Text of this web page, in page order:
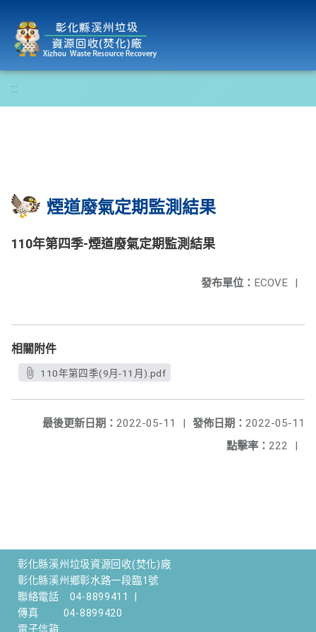
:::
煙道廢氣定期監測結果
110年第四季-煙道廢氣定期監測結果
發布單位： ECOVE |
相關附件
110年第四季(9月-11月).pdf
發佈日期： 2022-05-11
最後更新日期： 2022-05-11
|
點擊率： 222 |
彰化縣溪州垃圾資源回收(焚化)廠
彰化縣溪州鄉彰水路一段臨1號
聯絡電話
04-8899411
傳真
04-8899420
電子信箱